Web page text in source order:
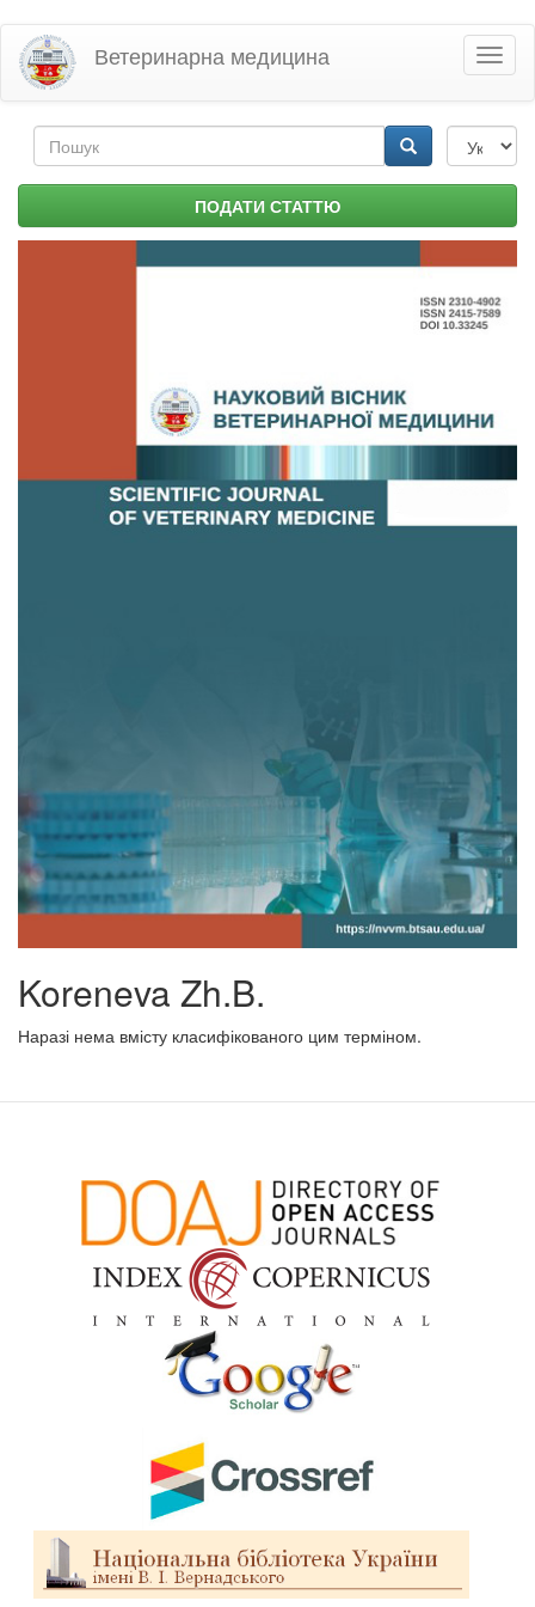
Перейти
основного
матеріалу
Ветеринарна медицина
Пошукова
форма ПОДАТИ СТАТТЮ
Koreneva Zh.B.
Наразі нема вмісту класифікованого цим терміном.